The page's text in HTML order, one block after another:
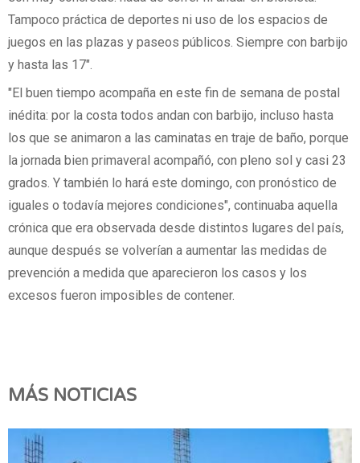
Tampoco práctica de deportes ni uso de los espacios de
juegos en las plazas y paseos públicos. Siempre con barbijo
y hasta las 17".
"El buen tiempo acompaña en este fin de semana de postal
inédita: por la costa todos andan con barbijo, incluso hasta
los que se animaron a las caminatas en traje de baño, porque
la jornada bien primaveral acompañó, con pleno sol y casi 23
grados. Y también lo hará este domingo, con pronóstico de
iguales o todavía mejores condiciones", continuaba aquella
crónica que era observada desde distintos lugares del país,
aunque después se volverían a aumentar las medidas de
prevención a medida que aparecieron los casos y los
excesos fueron imposibles de contener.
MÁS NOTICIAS